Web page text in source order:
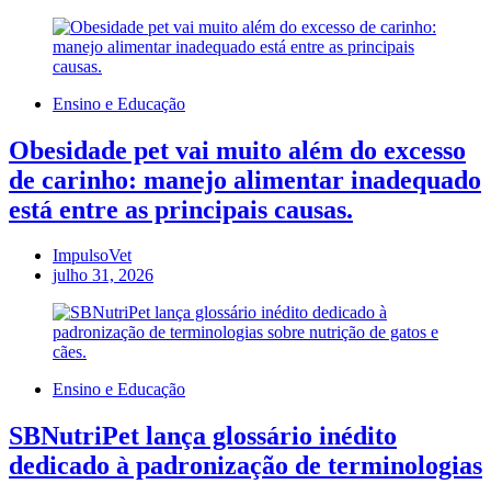
Ensino e Educação
Obesidade pet vai muito além do excesso
de carinho: manejo alimentar inadequado
está entre as principais causas.
ImpulsoVet
julho 31, 2026
Ensino e Educação
SBNutriPet lança glossário inédito
dedicado à padronização de terminologias